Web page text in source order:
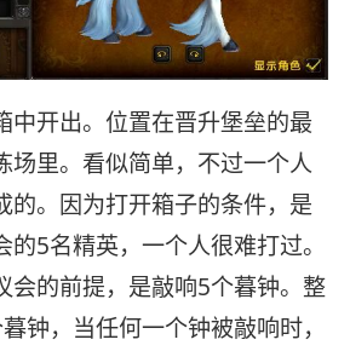
中开出。位置在晋升堡垒的最
场里。看似简单，不过一个人
的。因为打开箱子的条件，是
5名精英，一个人很难打过。
会的前提，是敲响5个暮钟。整
钟，当任何一个钟被敲响时，